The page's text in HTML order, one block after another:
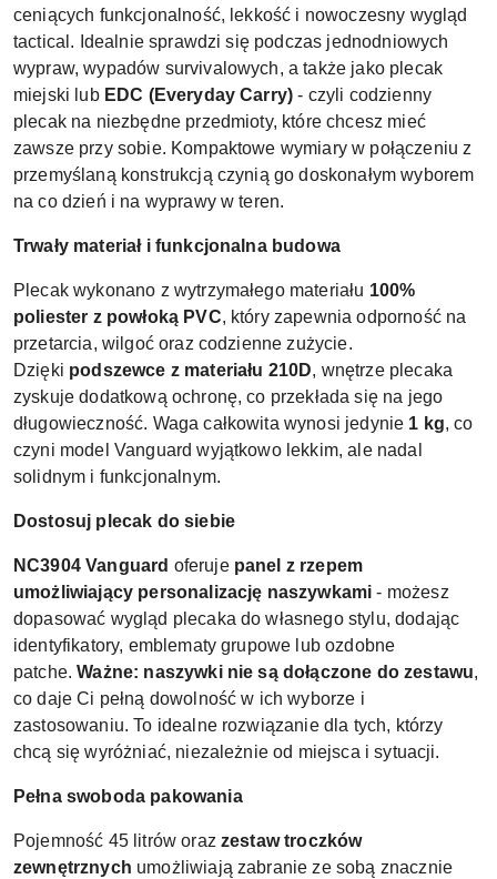
ceniących funkcjonalność, lekkość i nowoczesny wygląd
tactical. Idealnie sprawdzi się podczas jednodniowych
wypraw, wypadów survivalowych, a także jako plecak
miejski lub EDC (Everyday Carry) - czyli codzienny
plecak na niezbędne przedmioty, które chcesz mieć
zawsze przy sobie. Kompaktowe wymiary w połączeniu z
przemyślaną konstrukcją czynią go doskonałym wyborem
na co dzień i na wyprawy w teren.
Trwały materiał i funkcjonalna budowa
Plecak wykonano z wytrzymałego materiału 100%
poliester z powłoką PVC, który zapewnia odporność na
przetarcia, wilgoć oraz codzienne zużycie.
Dzięki podszewce z materiału 210D, wnętrze plecaka
zyskuje dodatkową ochronę, co przekłada się na jego
długowieczność. Waga całkowita wynosi jedynie 1 kg, co
czyni model Vanguard wyjątkowo lekkim, ale nadal
solidnym i funkcjonalnym.
Dostosuj plecak do siebie
NC3904 Vanguard oferuje panel z rzepem
umożliwiający personalizację naszywkami - możesz
dopasować wygląd plecaka do własnego stylu, dodając
identyfikatory, emblematy grupowe lub ozdobne
patche. Ważne: naszywki nie są dołączone do zestawu,
co daje Ci pełną dowolność w ich wyborze i
zastosowaniu. To idealne rozwiązanie dla tych, którzy
chcą się wyróżniać, niezależnie od miejsca i sytuacji.
Pełna swoboda pakowania
Pojemność 45 litrów oraz zestaw troczków
zewnętrznych umożliwiają zabranie ze sobą znacznie